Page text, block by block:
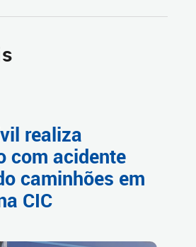
realiza
com acidente
caminhões em
CIC